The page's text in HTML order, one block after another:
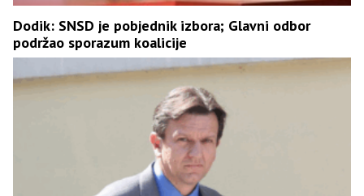
Dodik: SNSD je pobjednik izbora; Glavni odbor
podržao sporazum koalicije